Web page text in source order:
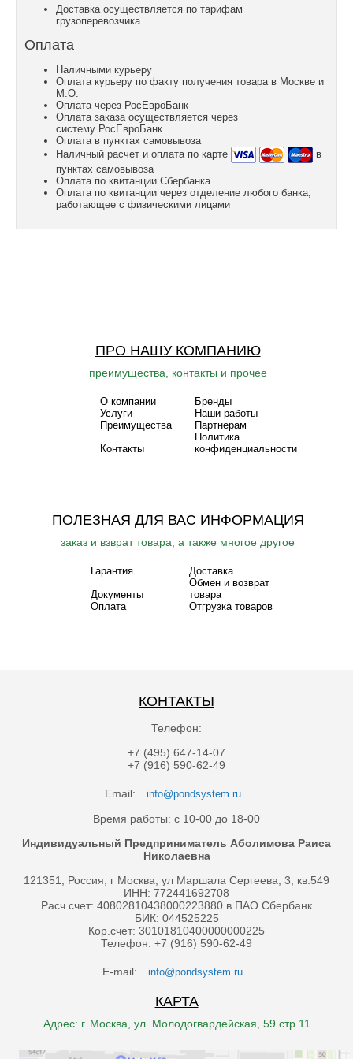
Доставка осуществляется по тарифам
грузоперевозчика.
Оплата
Наличными курьеру
Оплата курьеру по факту получения товара в Москве и
М.О.
Оплата через РосЕвроБанк
Оплата заказа осуществляется через
систему РосЕвроБанк
Оплата в пунктах самовывоза
Наличный расчет и оплата по карте
в
пунктах самовывоза
Оплата по квитанции Сбербанка
Оплата по квитанции через отделение любого банка,
работающее с физическими лицами
ПРО НАШУ КОМПАНИЮ
преимущества, контакты и прочее
О компании
Бренды
Услуги
Наши работы
Преимущества
Партнерам
Контакты
Политика
конфиденциальности
ПОЛЕЗНАЯ ДЛЯ ВАС ИНФОРМАЦИЯ
заказ и взврат товара, а также многое другое
Гарантия
Доставка
Документы
Обмен и возврат
товара
Оплата
Отгрузка товаров
КОНТАКТЫ
Телефон:
+7 (495) 647-14-07
+7 (916) 590-62-49
Email: info@pondsystem.ru
Время работы: с 10-00 до 18-00
Индивидуальный Предприниматель Аболимова Раиса
Николаевна
121351, Россия, г Москва, ул Маршала Сергеева, 3, кв.549
ИНН: 772441692708
Расч.счет: 40802810438000223880 в ПАО Сбербанк
БИК: 044525225
Кор.счет: 30101810400000000225
Телефон: +7 (916) 590-62-49
E-mail: info@pondsystem.ru
КАРТА
Адрес: г. Москва, ул. Молодогвардейская, 59 стр 11